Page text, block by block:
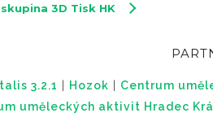
skupina 3D Tisk HK
3.2.1 Hozok Centrum
uměleckých aktivit Hradec